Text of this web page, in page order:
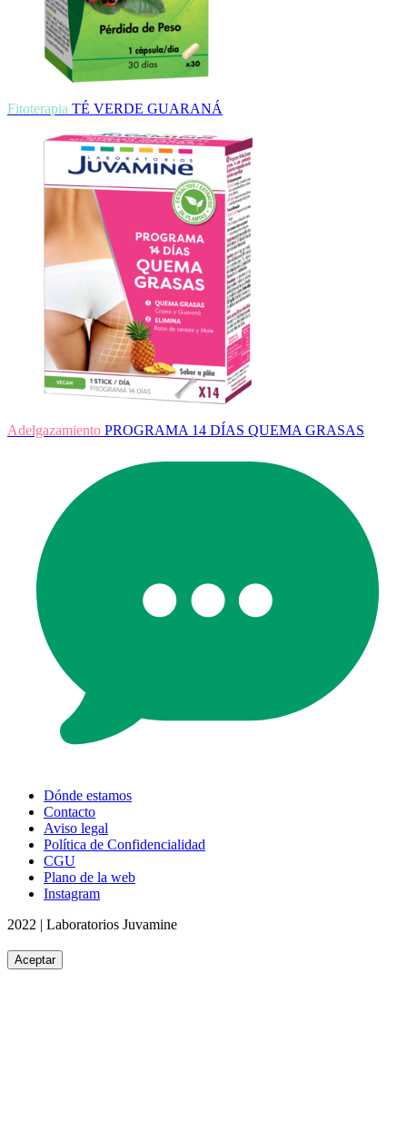
Fitoterapia TÉ VERDE GUARANÁ
Adelgazamiento PROGRAMA 14 DÍAS QUEMA GRASAS
Dónde estamos
Contacto
Aviso legal
Política de Confidencialidad
CGU
Plano de la web
Instagram
2022 | Laboratorios Juvamine
Aceptar